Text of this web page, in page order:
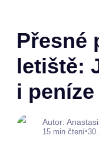
Přesné
letiště:
i peníze
Autor:
15 min čtení•